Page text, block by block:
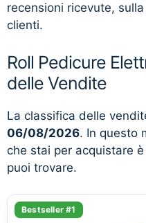
recensioni ricevute,
clienti.
Roll Pedicure
delle Vendite
La classifica delle
06/08/2026. In questo
che stai per acquistare
puoi trovare.
Bestseller #1